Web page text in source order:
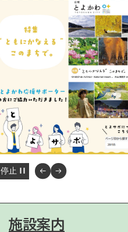
停止
施設案内